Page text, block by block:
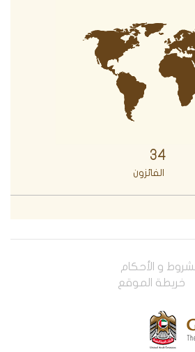
34
الفائزون
الشروط و الأحكام
خريطة الموقع